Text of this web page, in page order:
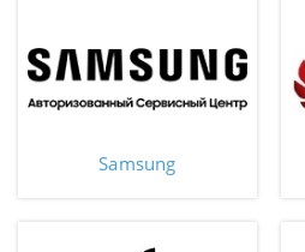
Samsung